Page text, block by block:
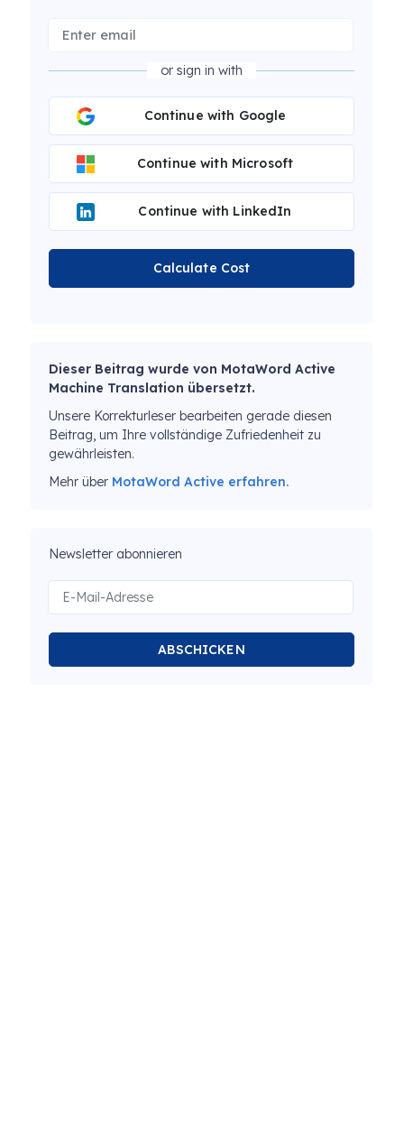
or sign in with
Continue with Google
Continue with Microsoft
Continue with LinkedIn
Calculate Cost
Dieser Beitrag wurde von MotaWord Active
Machine Translation übersetzt.
Unsere Korrekturleser bearbeiten gerade diesen
Beitrag, um Ihre vollständige Zufriedenheit zu
gewährleisten.
Mehr über MotaWord Active erfahren.
Newsletter abonnieren
ABSCHICKEN